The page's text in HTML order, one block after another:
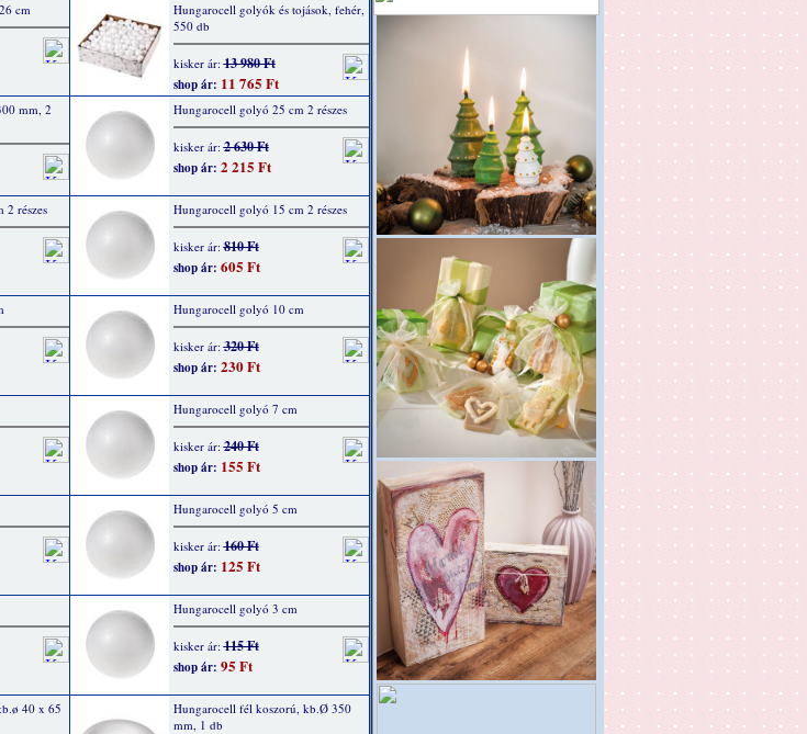
cm
Hungarocell golyók és tojások, fehér,
550 db
kisker ár:13 980 Ft
shop ár: 11 765 Ft
mm, 2
Hungarocell golyó 25 cm 2 részes
kisker ár:2 630 Ft
shop ár: 2 215 Ft
részes Hungarocell golyó 15 cm 2 részes
kisker ár:810 Ft
shop ár: 605 Ft
Hungarocell golyó 10 cm
kisker ár:320 Ft
shop ár: 230 Ft
Hungarocell golyó 7 cm
kisker ár:240 Ft
shop ár: 155 Ft
Hungarocell golyó 5 cm
kisker ár:160 Ft
shop ár: 125 Ft
Hungarocell golyó 3 cm
kisker ár:115 Ft
shop ár: 95 Ft
40 x 65
Hungarocell fél koszorú, kb.Ø 350
mm, 1 db